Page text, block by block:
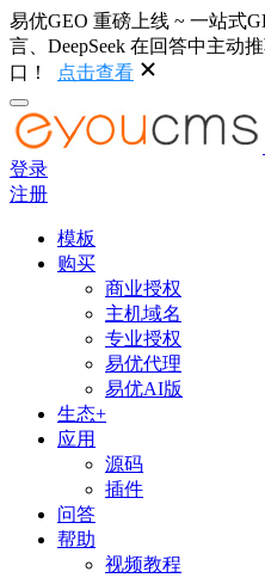
易优GEO 重磅上线 ~ 一站式
言、DeepSeek 在回答中主动
口！
点击查看
登录
注册
模板
购买
商业授权
主机域名
专业授权
易优代理
易优AI版
生态+
应用
源码
插件
问答
帮助
视频教程